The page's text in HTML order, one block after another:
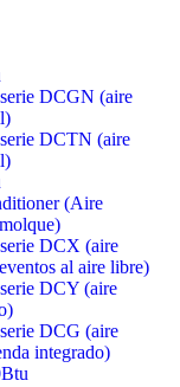
DCGN (aire
DCTN (aire
(Aire
DCX (aire
al aire libre)
DCY (aire
DCG (aire
integrado)